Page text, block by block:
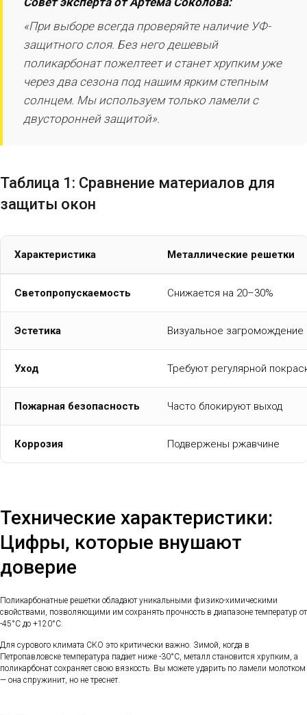
«При выборе всегда проверяйте наличие УФ-
защитного слоя. Без него дешевый
поликарбонат пожелтеет и станет хрупким уже
через два сезона под нашим ярким степным
солнцем. Мы используем только ламели с
двусторонней защитой».
Таблица 1: Сравнение материалов для
защиты окон
Характеристика Металлические решетки
Светопропускаемость Снижается на 20–30%
Эстетика Визуальное загромождение
Уход Требуют регулярной
Пожарная безопасность Часто блокируют выход
Коррозия Подвержены ржавчине
Технические характеристики:
Цифры, которые внушают
доверие
Поликарбонатные решетки обладают уникальными физико-химическими
свойствами, позволяющими им сохранять прочность в диапазоне температур от
-45°C до +120°C.
Для сурового климата СКО это критически важно. Зимой, когда в
Петропавловске температура падает ниже -30°C, металл становится хрупким, а
поликарбонат сохраняет свою вязкость. Вы можете ударить по ламели молотком
— она спружинит, но не треснет.